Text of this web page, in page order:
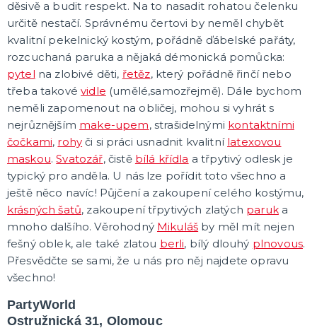
děsivě a budit respekt. Na to nasadit rohatou čelenku
určitě nestačí. Správnému čertovi by neměl chybět
kvalitní pekelnický kostým, pořádně ďábelské pařáty,
rozcuchaná paruka a nějaká démonická pomůcka:
pytel na zlobivé děti, řetěz, který pořádně řinčí nebo
třeba takovévidle (umělé,samozřejmě). Dále bychom
neměli zapomenout na obličej, mohou si vyhrát s
nejrůznějším make-upem, strašidelnými kontaktními
čočkami, rohy či si práci usnadnit kvalitní latexovou
maskou.Svatozář, čistě bílá křídla a třpytivý odlesk je
typický pro anděla. U nás lze pořídit toto všechno a
ještě něco navíc! Půjčení a zakoupení celého kostýmu,
krásných šatů, zakoupení třpytivých zlatých paruka
mnoho dalšího. Věrohodný Mikuláš by měl mít nejen
fešný oblek, ale také zlatou berli, bílý dlouhý plnovous.
Přesvědčte se sami, že u nás pro něj najdete opravu
všechno!
PartyWorld
Ostružnická 31, Olomouc